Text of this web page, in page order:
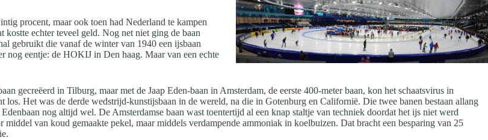
procent, maar ook toen had Nederland te kampen
echter teveel geld. Nog net niet ging de baan
gebruikt die vanaf de winter van 1940 een ijsbaan
nog eentje: de HOKIJ in Den haag. Maar van een echte
gecreëerd in Tilburg, maar met de Jaap Eden-baan in Amsterdam, de eerste 400-meter baan, kon het schaatsvirus in
los. Het was de derde wedstrijd-kunstijsbaan in de wereld, na die in Gotenburg en Californië. Die twee banen bestaan allang
Edenbaan nog altijd wel. De Amsterdamse baan wast toentertijd al een knap staltje van techniek doordat het ijs niet werd
middel van koud gemaakte pekel, maar middels verdampende ammoniak in koelbuizen. Dat bracht een besparing van 25